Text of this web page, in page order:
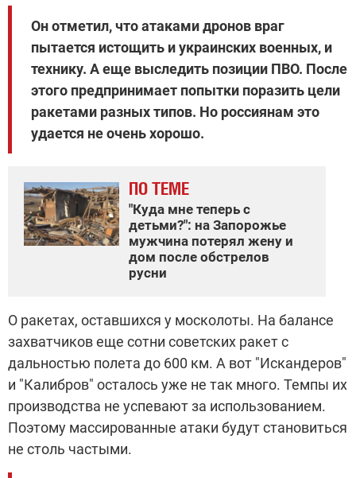
Он отметил, что атаками дронов враг
пытается истощить и украинских военных, и
технику. А еще выследить позиции ПВО. После
этого предпринимает попытки поразить цели
ракетами разных типов. Но россиянам это
удается не очень хорошо.
ПО ТЕМЕ
"Куда мне теперь с
детьми?": на Запорожье
мужчина потерял жену и
дом после обстрелов
русни
О ракетах, оставшихся у москолоты. На балансе
захватчиков еще сотни советских ракет с
дальностью полета до 600 км. А вот "Искандеров"
и "Калибров" осталось уже не так много. Темпы их
производства не успевают за использованием.
Поэтому массированные атаки будут становиться
не столь частыми.